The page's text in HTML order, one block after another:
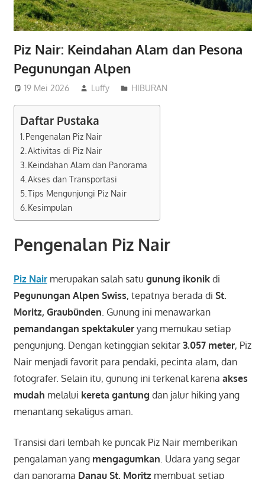
Piz Nair: Keindahan Alam dan Pesona
Pegunungan Alpen
19 Mei 2026 Luffy HIBURAN
Daftar Pustaka
Pengenalan Piz Nair
Aktivitas di Piz Nair
Keindahan Alam dan Panorama
Akses dan Transportasi
Tips Mengunjungi Piz Nair
Kesimpulan
Pengenalan Piz Nair
Piz Nairmerupakan salah satu gunung ikonikdi
Pegunungan Alpen Swiss, tepatnya berada di St.
Moritz, Graubünden. Gunung ini menawarkan
pemandangan spektakuleryang memukau setiap
pengunjung. Dengan ketinggian sekitar 3.057 meter, Piz
Nair menjadi favorit para pendaki, pecinta alam, dan
fotografer. Selain itu, gunung ini terkenal karena akses
mudah melalui kereta gantung dan jalur hiking yang
menantang sekaligus aman.
Transisi dari lembah ke puncak Piz Nair memberikan
pengalaman yang mengagumkan. Udara yang segar
dan panorama Danau St. Moritzmembuat setiap